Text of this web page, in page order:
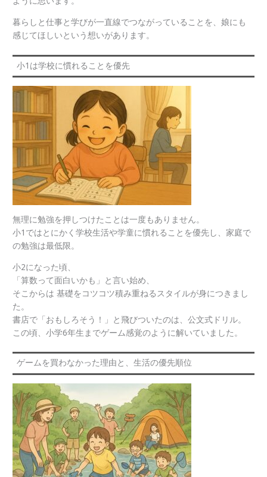
暮らしと仕事と学びが一直線でつながっていることを、娘にも
感じてほしいという想いがあります。
小1は学校に慣れることを優先
無理に勉強を押しつけたことは一度もありません。
小1ではとにかく学校生活や学童に慣れることを優先し、家庭で
の勉強は最低限。
小2になった頃、
「算数って面白いかも」と言い始め、
そこからは 基礎をコツコツ積み重ねるスタイルが身につきまし
た。
書店で「おもしろそう！」と飛びついたのは、公文式ドリル。
この頃、小学6年生までゲーム感覚のように解いていました。
ゲームを買わなかった理由と、生活の優先順位